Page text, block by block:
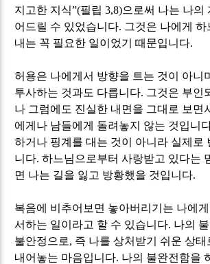
지고한 지식”(필립3,8)으로써 나는 나의
어드릴 수 있었습니다. 그것은 나에게
내는 꼭 필요한 일이었기 때문입니다.
허용은 나에게서 방향을 트는 것이 아니
투사하는 것과도 다릅니다. 그것은 부인
나 그럼에도 진실한 내면을 그대로 보면
에게나 남들에게 돌려놓지 않는 것입니
하거나 핑계를 대는 것이 아니라 실제로
니다.하느님으로부터 사랑받고 있다는
면 나는 길을 잃고 방황했을 것입니다.
복음에 비추어보면 놓아버리기는 나에
서하는 일이라고 할 수 있습니다. 나의
불안정으로, 즉 나를 상처받기 쉬운 상태
내어놓는 마음입니다. 나의 불완전함을